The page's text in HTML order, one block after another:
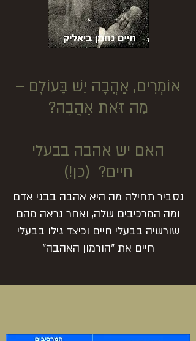
אוֹמְרִים, אַהֲבָה יֵשׁ בָּעוֹלָם –
מַה זֹּאת אַהֲבָה?
האם יש אהבה בבעלי
חיים? (כן!)
נסביר תחילה מה היא אהבה בבני אדם
ומה המרכיבים שלה, ואחר נראה מהם
שורשיה בבעלי חיים וכיצד גילו בבעלי
חיים את "הורמון האהבה"